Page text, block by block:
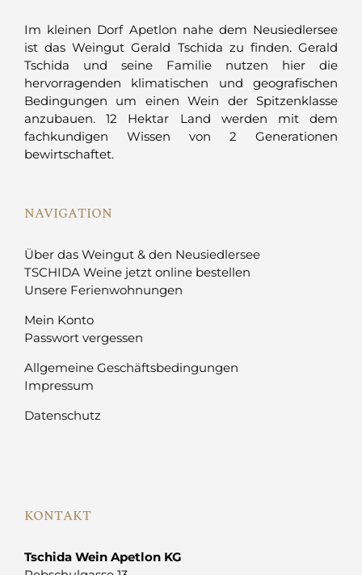
Im kleinen Dorf Apetlon nahe dem Neusiedlersee
ist das Weingut Gerald Tschida zu finden. Gerald
Tschida und seine Familie nutzen hier die
hervorragenden klimatischen und geografischen
Bedingungen um einen Wein der Spitzenklasse
anzubauen. 12 Hektar Land werden mit dem
fachkundigen Wissen von 2 Generationen
bewirtschaftet.
NAVIGATION
Über das Weingut & den Neusiedlersee
TSCHIDA Weine jetzt online bestellen
Unsere Ferienwohnungen
Mein Konto
Passwort vergessen
Allgemeine Geschäftsbedingungen
Impressum
Datenschutz
KONTAKT
Tschida Wein Apetlon KG